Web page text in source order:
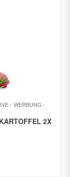
WERBUNG
2X